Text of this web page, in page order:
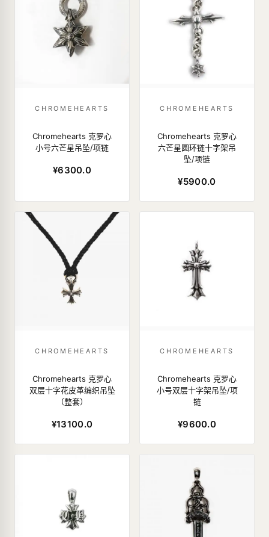
CHROMEHEARTS
Chromehearts 克罗心
小号六芒星吊坠/项链
¥6300.0
CHROMEHEARTS
Chromehearts 克罗心
六芒星圆环链十字架吊
坠/项链
¥5900.0
CHROMEHEARTS
Chromehearts 克罗心
双层十字花皮革编织吊坠
（整套）
¥13100.0
CHROMEHEARTS
Chromehearts 克罗心
小号双层十字架吊坠/项
链
¥9600.0